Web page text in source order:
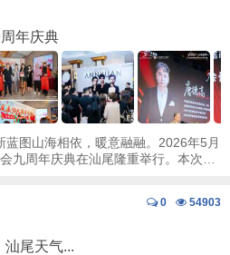
年庆典
蓝图山海相依，暖意融融。2026年5月
九周年庆典在汕尾隆重举行。本次庆
0 54903
汕尾天气...